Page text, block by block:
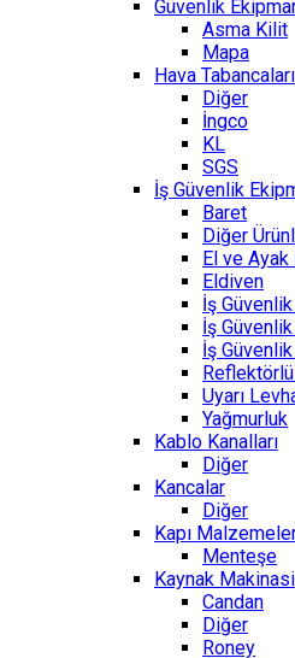
Güvenlik
Asma Kilit
Mapa
Hava Tabancaları
Diğer
İngco
KL
SGS
İş Güvenlik
Baret
Diğer
El ve Ayak
Eldiven
İş Güvenlik
İş
İş
Uyarı
Yağmurluk
Kablo Kanalları
Diğer
Kancalar
Diğer
Kapı
Menteşe
Kaynak Makinasi
Candan
Diğer
Roney